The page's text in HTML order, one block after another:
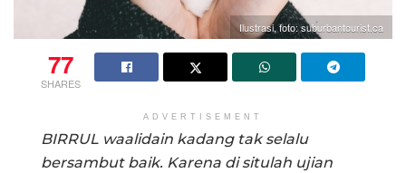
Ilustrasi, foto: suburbantourist.ca
77
SHARES
ADVERTISEMENT
BIRRUL waalidain kadang tak selalu
bersambut baik. Karena di situlah ujian